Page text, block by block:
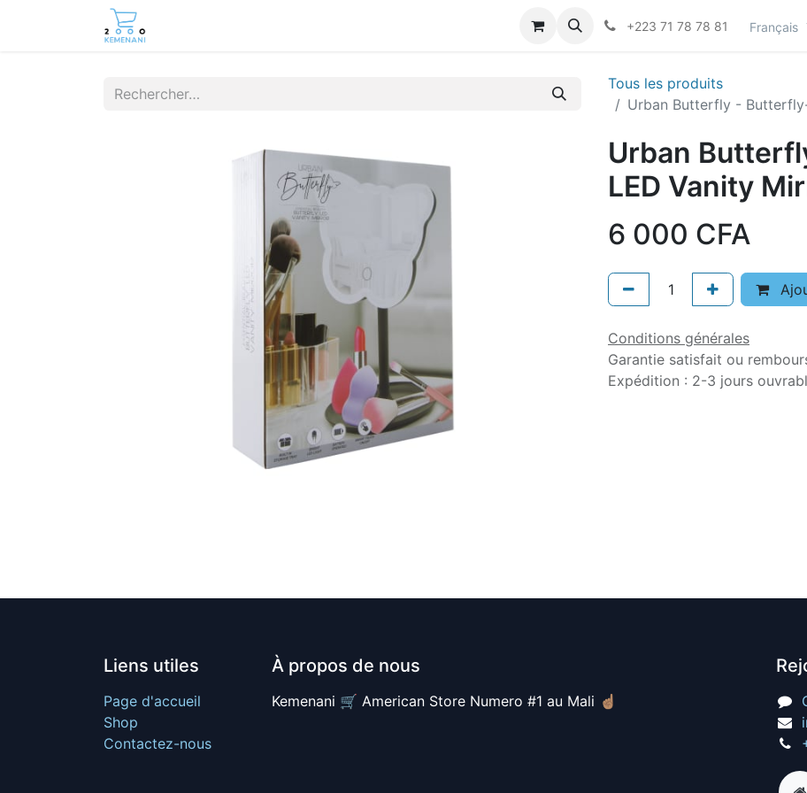
+223 71 78 78 81 Français
Tous les produits
Urban Butterfly -
Urban
LED Vanity
6 000 CFA
Conditions générales
Garantie satisfait ou
Expédition : 2-3 jours
Liens utiles
Page d'accueil
Shop
Contactez-nous
À propos de nous
Kemenani 🛒 American Store Numero #1 au Mali ☝🏽